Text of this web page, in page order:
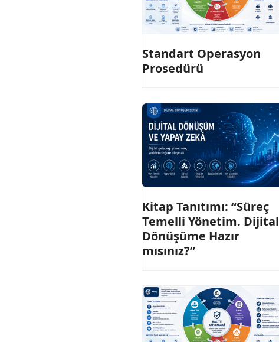
Standart Operasyon
Prosedürü
Kitap Tanıtımı: “Süreç
Temelli Yönetim. Dijital
Dönüşüme Hazır
mısınız?”